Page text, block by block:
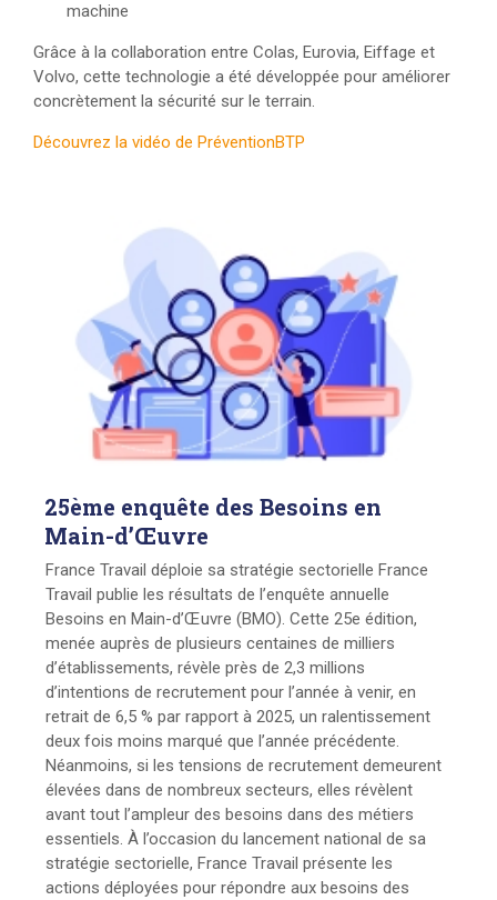
machine
Grâce à la collaboration entre Colas, Eurovia, Eiffage et
Volvo, cette technologie a été développée pour améliorer
concrètement la sécurité sur le terrain.
Découvrez la vidéo de PréventionBTP
25ème enquête des Besoins en
Main-d’Œuvre
France Travail déploie sa stratégie sectorielle France
Travail publie les résultats de l’enquête annuelle
Besoins en Main-d’Œuvre (BMO). Cette 25e édition,
menée auprès de plusieurs centaines de milliers
d’établissements, révèle près de 2,3 millions
d’intentions de recrutement pour l’année à venir, en
retrait de 6,5 % par rapport à 2025, un ralentissement
deux fois moins marqué que l’année précédente.
Néanmoins, si les tensions de recrutement demeurent
élevées dans de nombreux secteurs, elles révèlent
avant tout l’ampleur des besoins dans des métiers
essentiels. À l’occasion du lancement national de sa
stratégie sectorielle, France Travail présente les
actions déployées pour répondre aux besoins des